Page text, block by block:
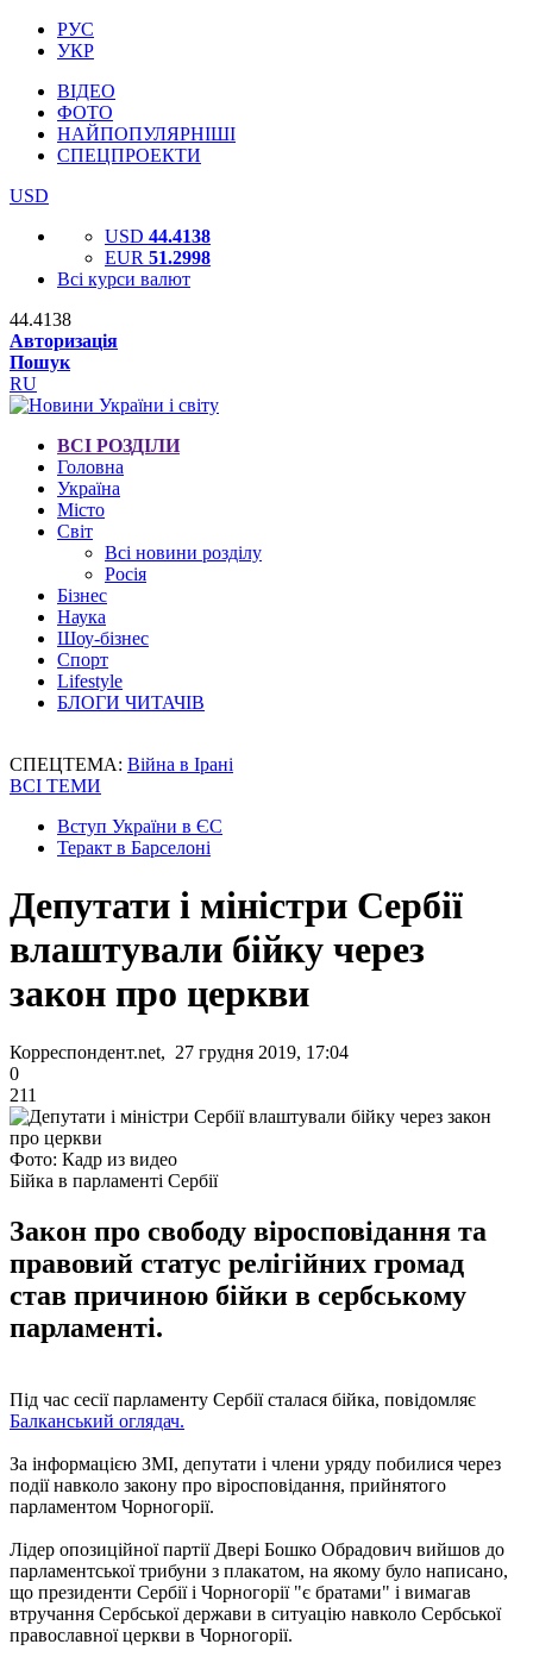
РУС
УКР
ВІДЕО
ФОТО
НАЙПОПУЛЯРНІШІ
СПЕЦПРОЕКТИ
USD
USD 44.4138
EUR 51.2998
Всі курси валют
44.4138
Авторизація
Пошук
RU
ВСІ РОЗДІЛИ
Головна
Україна
Місто
Світ
Всі новини розділу
Росія
Бізнес
Наука
Шоу-бізнес
Спорт
Lifestyle
БЛОГИ ЧИТАЧІВ
СПЕЦТЕМА: Війна в Ірані
ВСІ ТЕМИ
Вступ України в ЄС
Теракт в Барселоні
Депутати і міністри Сербії
влаштували бійку через
закон про церкви
Корреспондент.net, 27 грудня 2019, 17:04
0
211
Фото: Кадр из видео
Бійка в парламенті Сербії
Закон про свободу віросповідання та
правовий статус релігійних громад
став причиною бійки в сербському
парламенті.
Під час сесії парламенту Сербії сталася бійка, повідомляє
Балканський оглядач.
За інформацією ЗМІ, депутати і члени уряду побилися через
події навколо закону про віросповідання, прийнятого
парламентом Чорногорії.
Лідер опозиційної партії Двері Бошко Обрадович вийшов до
парламентської трибуни з плакатом, на якому було написано,
що президенти Сербії і Чорногорії "є братами" і вимагав
втручання Сербської держави в ситуацію навколо Сербської
православної церкви в Чорногорії.